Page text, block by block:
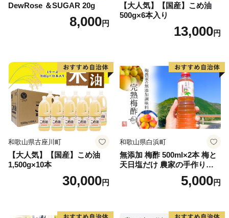
DewRose ＆SUGAR 20g
8,000円
【大人気】【国産】こめ油
500g×6本入り
13,000円
和歌山県古座川町
【大人気】【国産】こめ油
1,500g×10本
30,000円
和歌山県白浜町
無添加 梅酢 500ml×2本 梅と
天日塩だけ 農家の手作り完
5,000円